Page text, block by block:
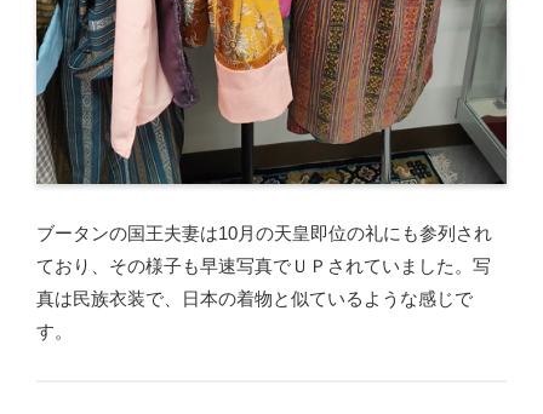
ブータンの国王夫妻は10月の天皇即位の礼にも参列され
ており、その様子も早速写真でＵＰされていました。写
真は民族衣装で、日本の着物と似ているような感じで
す。